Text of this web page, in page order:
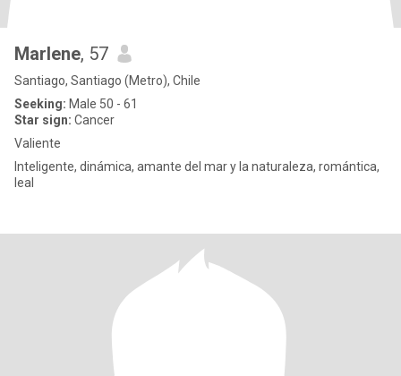
Marlene, 57
Santiago, Santiago (Metro), Chile
Seeking: Male 50 - 61
Star sign: Cancer
Valiente
Inteligente, dinámica, amante del mar y la naturaleza, romántica,
leal